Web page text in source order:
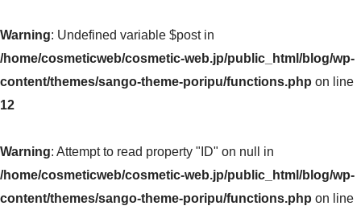
Warning: Undefined variable $post in
/home/cosmeticweb/cosmetic-web.jp/public_html/blog/wp-
content/themes/sango-theme-poripu/functions.php on line
12
Warning: Attempt to read property "ID" on null in
/home/cosmeticweb/cosmetic-web.jp/public_html/blog/wp-
content/themes/sango-theme-poripu/functions.php on line